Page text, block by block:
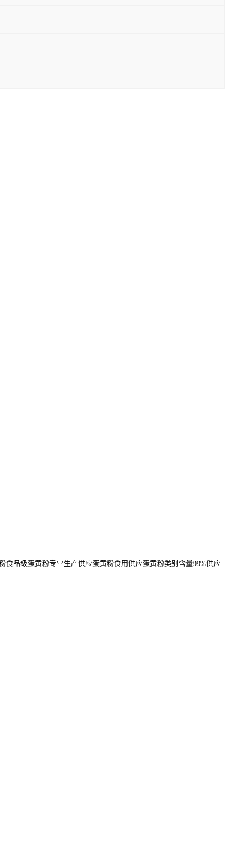
品级蛋黄粉专业生产供应蛋黄粉食用供应蛋黄粉类别含量99%供应